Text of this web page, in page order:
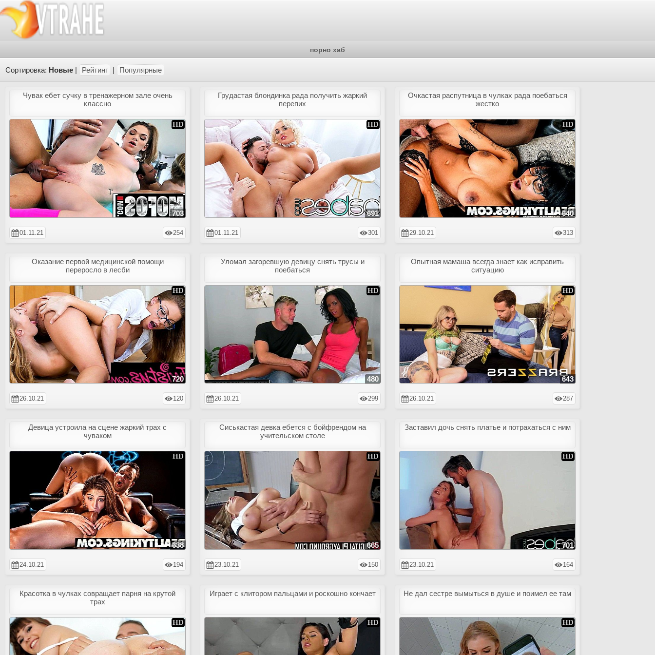
порно хаб
Сортировка: Новые | Рейтинг | Популярные
Чувак ебет сучку в тренажерном зале очень
классно
703
01.11.21 254
Грудастая блондинка рада получить жаркий
перепих
691
01.11.21 301
Очкастая распутница в чулках рада поебаться
жестко
640
29.10.21 313
Оказание первой медицинской помощи
переросло в лесби
720
26.10.21 120
Уломал загоревшую девицу снять трусы и
поебаться
480
26.10.21 299
Опытная мамаша всегда знает как исправить
ситуацию
643
26.10.21 287
Девица устроила на сцене жаркий трах с
чуваком
638
24.10.21 194
Сиськастая девка ебется с бойфрендом на
учительском столе
665
23.10.21 150
Заставил дочь снять платье и потрахаться с ним
701
23.10.21 164
Красотка в чулках совращает парня на крутой
трах
Играет с клитором пальцами и роскошно кончает Не дал сестре вымыться в душе и поимел ее там